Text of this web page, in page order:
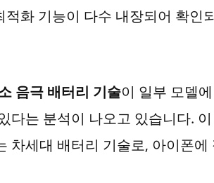
화 기능이 다수 내장되어 확인
음극 배터리 기술이 일부 모델
다는 분석이 나오고 있습니다.
차세대 배터리 기술로, 아이폰에